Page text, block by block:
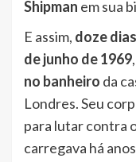
Shipman em sua
E assim, doze
de junho de 1969
no banheiro da
Londres. Seu
para lutar contra
carregava há